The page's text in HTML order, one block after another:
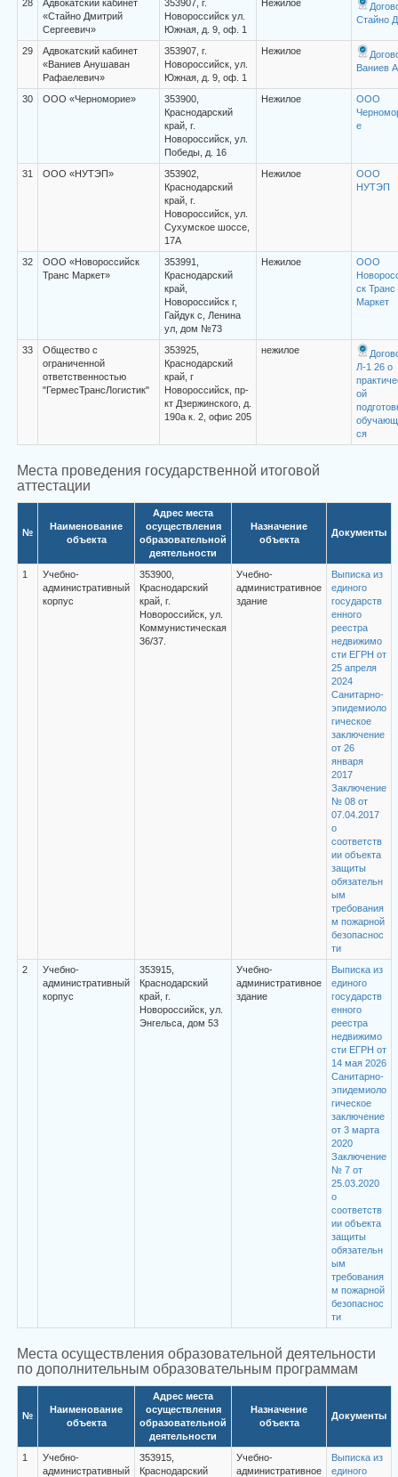
28
Адвокатский кабинет
«Стайно Дмитрий
Сергеевич»
353907, г.
Новороссийск ул.
Южная, д. 9, оф. 1
Нежилое
Стайно
29
Адвокатский кабинет
«Ваниев Анушаван
Рафаелевич»
353907, г.
Новороссийск, ул.
Южная, д. 9, оф. 1
Нежилое
Ваниев
30 ООО «Черноморие»
353900,
Краснодарский
край, г.
Новороссийск, ул.
Победы, д. 16
Нежилое
ООО
е
31 ООО «НУТЭП»
353902,
Краснодарский
край, г.
Новороссийск, ул.
Сухумское шоссе,
17А
Нежилое
ООО
НУТЭП
32
ООО «Новороссийск
Транс Маркет»
353991,
Краснодарский
край,
Новороссийск г,
Гайдук с, Ленина
ул, дом №73
Нежилое
ООО
ск Транс
Маркет
33
Общество с
ограниченной
ответственностью
"ГермесТрансЛогистик"
353925,
Краснодарский
край, г
Новороссийск, пр-
кт Дзержинского, д.
190а к. 2, офис 205
нежилое
Л-1 26 о
ой
ся
Места проведения государственной итоговой
аттестации
№
Наименование
объекта
Адрес места
осуществления
образовательной
деятельности
Назначение
объекта
Документы
1
Учебно-
административный
корпус
353900,
Краснодарский
край, г.
Новороссийск, ул.
Коммунистическая
36/37.
Учебно-
административное
здание
Выписка из
единого
государств
енного
реестра
недвижимо
сти ЕГРН от
25 апреля
2024
Санитарно-
эпидемиоло
гическое
заключение
от 26
января
2017
Заключение
№ 08 от
07.04.2017
о
соответств
ии объекта
защиты
обязательн
ым
требования
м пожарной
безопаснос
ти
2
Учебно-
административный
корпус
353915,
Краснодарский
край, г.
Новороссийск, ул.
Энгельса, дом 53
Учебно-
административное
здание
Выписка из
единого
государств
енного
реестра
недвижимо
сти ЕГРН от
14 мая 2026
Санитарно-
эпидемиоло
гическое
заключение
от 3 марта
2020
Заключение
№ 7 от
25.03.2020
о
соответств
ии объекта
защиты
обязательн
ым
требования
м пожарной
безопаснос
ти
Места осуществления образовательной деятельности
по дополнительным образовательным программам
№
Наименование
объекта
Адрес места
осуществления
образовательной
деятельности
Назначение
объекта
Документы
1
Учебно-
административный
353915,
Краснодарский
Учебно-
административное
Выписка из
единого